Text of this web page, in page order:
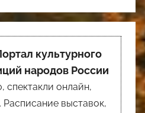
культурного
народов России
спектакли онлайн,
Расписание выставок,